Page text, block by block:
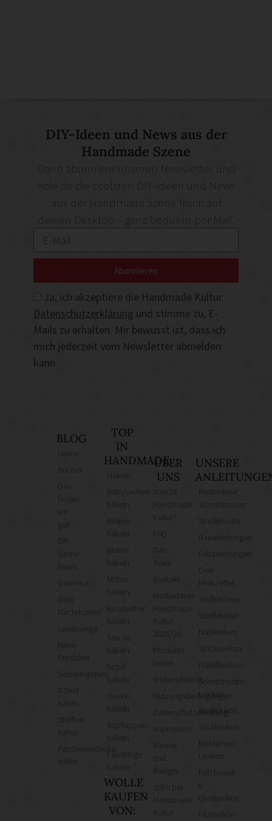
DIY-Ideen und News aus der
Handmade Szene
deinen Desktop – ganz bequem per Mail.
Ja, ich akzeptiere die Handmade Kultur
Datenschutzerklärung und stimme zu, E-
Mails zu erhalten. Mir bewusst ist, dass ich
mich jederzeit vom Newsletter abmelden
kann.
Abonnieren
BLOG
finden
gut!
News
Gute
Nachrichten!
Leselounge
Neue
Produkte
Selbermachen
T-Shirt
Stofftier
Patchworkdecke
TOP
IN
HANDMADE
häkeln
häkeln
Mütze
häkeln
Kuscheltier
häkeln
Tasche
häkeln
häkeln
Topflappen
häkeln
Fäustlinge
häkeln
WOLLE
KAUFEN
VON:
ÜBER
UNS
Was ist
Kultur?
Team
Kontakt
Mediadaten
Kultur
2025/26
Produkte
testen
Widerrufsrecht
Nutzungsbedingungen
Datenschutzerklärung
Kultur
UNSERE
Kostenlose
Schnittmuster
Strickmuster
Bauanleitungen
Faltanleitungen
Merkzettel
Stoffrechner
Stofflexikon
Nählexikon
Stricklexikon
Häkellexikon
Schnittmuster-
Lexikon
Wolllexikon
Sticklexikon
Makramee-
Lexikon
Patchwork-
&
Quiltlexikon